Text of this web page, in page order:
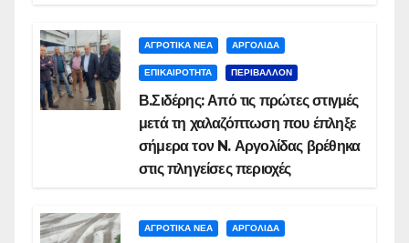
ΑΓΡΟΤΙΚΑ ΝΕΑ ΑΡΓΟΛΙΔΑ
ΕΠΙΚΑΙΡΟΤΗΤΑ ΠΕΡΙΒΑΛΛΟΝ
Β.Σιδέρης: Από τις πρώτες στιγμές
μετά τη χαλαζόπτωση που έπληξε
σήμερα τον N. Αργολίδας βρέθηκα
στις πληγείσες περιοχές
ΑΓΡΟΤΙΚΑ ΝΕΑ ΑΡΓΟΛΙΔΑ